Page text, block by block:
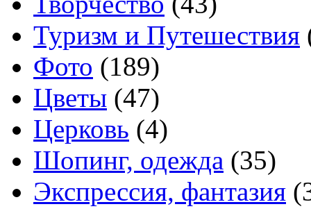
Туризм и Путешествия
Фото (189)
Цветы (47)
Церковь (4)
Шопинг, одежда (35)
Экспрессия, фантазия